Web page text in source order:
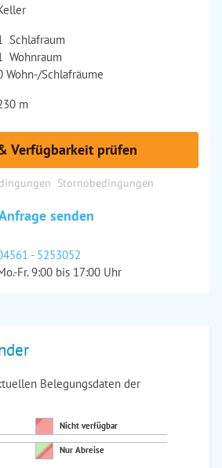
Schlafraum
Wohnraum
Wohn-/Schlafräume
m
Verfügbarkeit prüfen
Stornobedingungen
senden
- 5253052
Fr. 9:00 bis 17:00 Uhr
Belegungsdaten der
Nicht verfügbar
Nur Abreise